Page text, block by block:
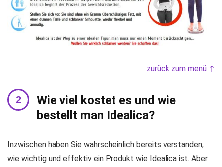
zurück zum menü ↑
Wie viel kostet es und wie
bestellt man Idealica?
Inzwischen haben Sie wahrscheinlich bereits verstanden,
wie wichtig und effektiv ein Produkt wie Idealica ist. Aber